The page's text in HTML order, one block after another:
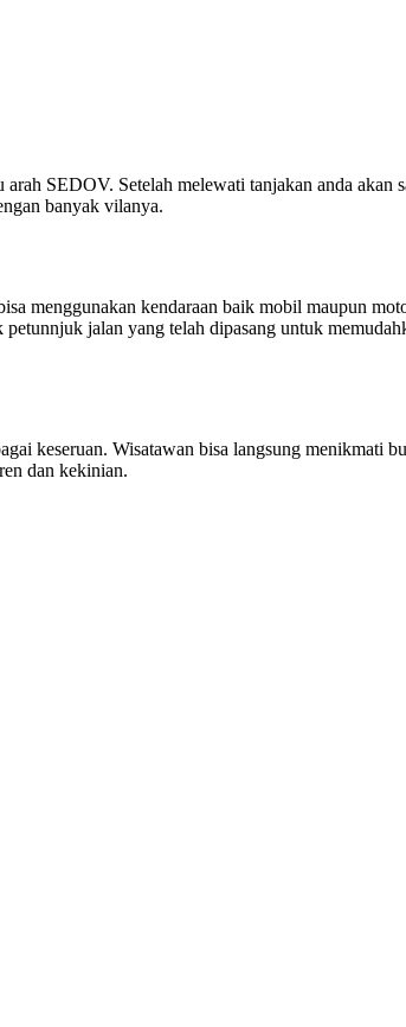
SEDOV. Setelah melewati tanjakan anda akan
banyak vilanya.
menggunakan kendaraan baik mobil maupun
jalan yang telah dipasang untuk
keseruan. Wisatawan bisa langsung menikmati
dan kekinian.